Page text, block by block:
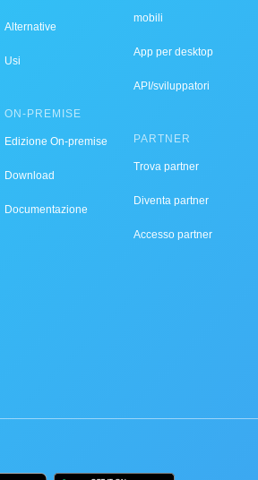
Alternative
Usi
ON-PREMISE
Edizione On-premise
Download
Documentazione
mobili
App per desktop
API/sviluppatori
PARTNER
Trova partner
Diventa partner
Accesso partner